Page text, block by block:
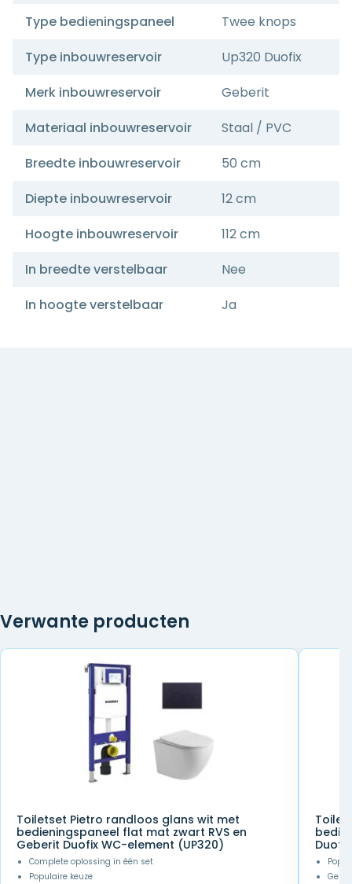
Type bedieningspaneel
Twee knops
Type inbouwreservoir
Up320 Duofix
Merk inbouwreservoir
Geberit
Materiaal inbouwreservoir
Staal / PVC
Breedte inbouwreservoir
50 cm
Diepte inbouwreservoir
12 cm
Hoogte inbouwreservoir
112 cm
In breedte verstelbaar
Nee
In hoogte verstelbaar
Ja
Verwante producten
Toiletset Pietro randloos glans wit met
bedieningspaneel flat mat zwart RVS en
Geberit Duofix WC-element (UP320)
Complete oplossing in één set
Populaire keuze